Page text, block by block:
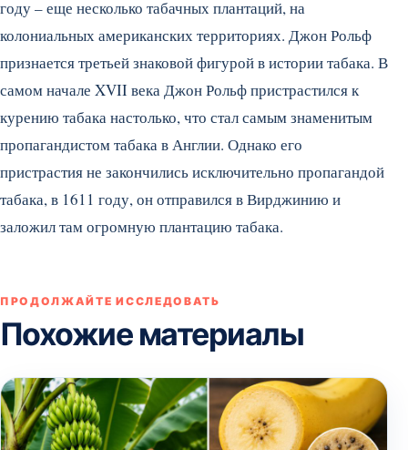
году – еще несколько табачных плантаций, на
колониальных американских территориях. Джон Рольф
признается третьей знаковой фигурой в истории табака. В
самом начале XVII века Джон Рольф пристрастился к
курению табака настолько, что стал самым знаменитым
пропагандистом табака в Англии. Однако его
пристрастия не закончились исключительно пропагандой
табака, в 1611 году, он отправился в Вирджинию и
заложил там огромную плантацию табака.
ПРОДОЛЖАЙТЕ ИССЛЕДОВАТЬ
Похожие материалы